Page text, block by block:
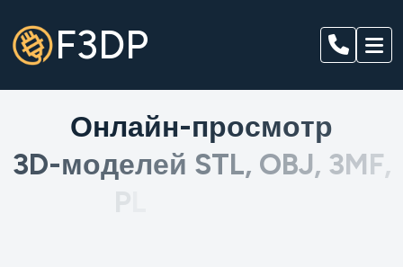
F3DP
Онлайн-просмотр
3D-моделей STL, OBJ, 3MF,